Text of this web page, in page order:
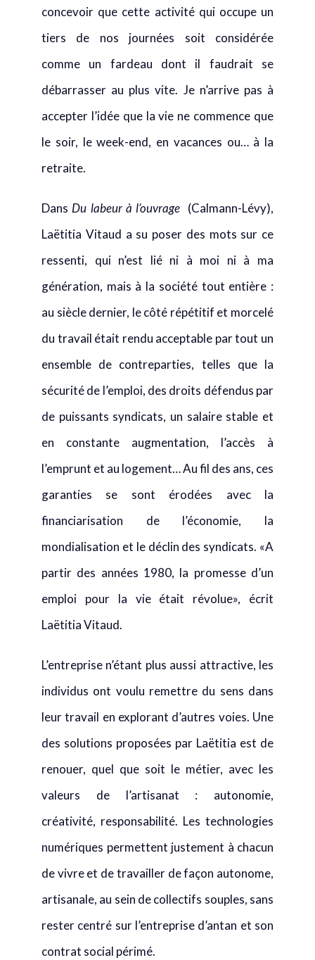
comme un fardeau dont il faudrait se
débarrasser au plus vite. Je n’arrive pas à
le soir, le week-end, en vacances ou… à la
retraite.
DansDu labeur à l’ouvrage
ressenti, qui n’est lié ni à moi ni à ma
génération, mais à la société tout entière :
au siècle dernier, le côté répétitif et morcelé
du travail était rendu acceptable par tout un
ensemble de contreparties, telles que la
sécurité de l’emploi, des droits défendus par
de puissants syndicats, un salaire stable et
en constante augmentation, l’accès à
l’emprunt et au logement… Au fil des ans, ces
garanties se sont érodées avec la
financiarisation de l’économie, la
mondialisation et le déclin des syndicats. «A
partir des années 1980, la promesse d’un
emploi pour la vie était révolue», écrit
Laëtitia Vitaud.
L’entreprise n’étant plus aussi attractive, les
leur travail en explorant d’autres voies. Une
renouer, quel que soit le métier, avec les
valeurs de l’artisanat : autonomie,
créativité, responsabilité. Les technologies
numériques permettent justement à chacun
de vivre et de travailler de façon autonome,
artisanale, au sein de collectifs souples, sans
rester centré sur l’entreprise d’antan et son
contrat social périmé.
C’est en partant de cette idée que j’ai voulu